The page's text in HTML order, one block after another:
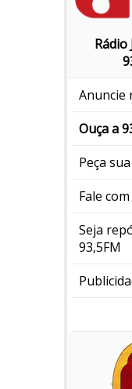
Rádio
Anuncie
Ouça a
Peça
Fale
Seja
93,5FM